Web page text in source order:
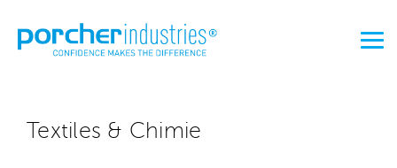
Textiles & Chimie